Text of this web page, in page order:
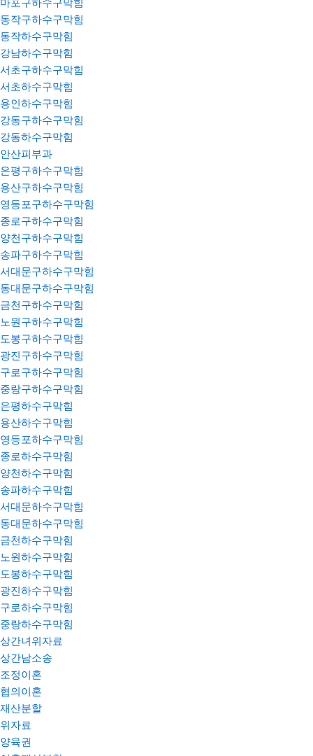
마포구하수구막힘
동작구하수구막힘
동작하수구막힘
강남하수구막힘
서초구하수구막힘
서초하수구막힘
용인하수구막힘
강동구하수구막힘
강동하수구막힘
안산피부과
은평구하수구막힘
용산구하수구막힘
영등포구하수구막힘
종로구하수구막힘
양천구하수구막힘
송파구하수구막힘
서대문구하수구막힘
동대문구하수구막힘
금천구하수구막힘
노원구하수구막힘
도봉구하수구막힘
광진구하수구막힘
구로구하수구막힘
중랑구하수구막힘
은평하수구막힘
용산하수구막힘
영등포하수구막힘
종로하수구막힘
양천하수구막힘
송파하수구막힘
서대문하수구막힘
동대문하수구막힘
금천하수구막힘
노원하수구막힘
도봉하수구막힘
광진하수구막힘
구로하수구막힘
중랑하수구막힘
상간녀위자료
상간남소송
조정이혼
협의이혼
재산분할
위자료
양육권